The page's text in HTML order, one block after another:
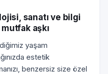
sanatı ve bilgi
aşkı
yaşam
estetik
benzersiz size özel